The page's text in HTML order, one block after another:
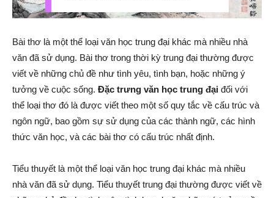
Bài thơ là một thể loại văn học trung đại khác mà nhiều nhà
văn đã sử dụng. Bài thơ trong thời kỳ trung đại thường được
viết về những chủ đề như tình yêu, tình bạn, hoặc những ý
tưởng về cuộc sống. Đặc trưng văn học trung đại đối với
thể loại thơ đó là được viết theo một số quy tắc về cấu trúc và
ngôn ngữ, bao gồm sự sử dụng của các thành ngữ, các hình
thức văn học, và các bài thơ có cấu trúc nhất định.
Tiểu thuyết là một thể loại văn học trung đại khác mà nhiều
nhà văn đã sử dụng. Tiểu thuyết trung đại thường được viết về